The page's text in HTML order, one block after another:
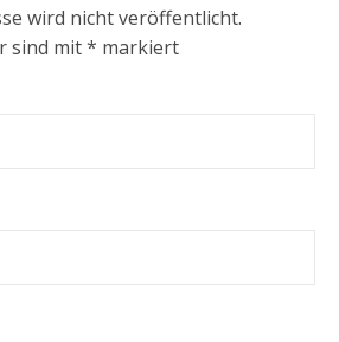
wird nicht veröffentlicht.
sind mit* markiert